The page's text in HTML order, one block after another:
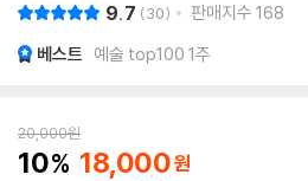
9.7 30 판매지수 168
베스트 예술 top100 1주
20,000원
10 18,000